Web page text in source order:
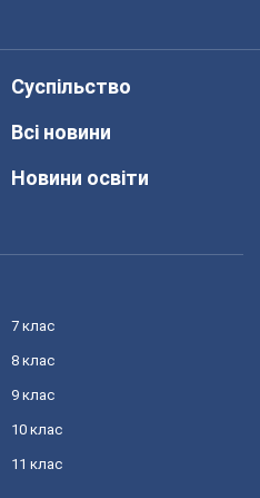
Суспільство
Всі новини
Новини освіти
7 клас
8 клас
9 клас
10 клас
11 клас